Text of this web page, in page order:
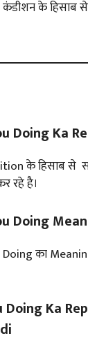
के हिसाब से
Doing Ka
के हिसाब से
रहे है।
Doing
का
Doing Ka